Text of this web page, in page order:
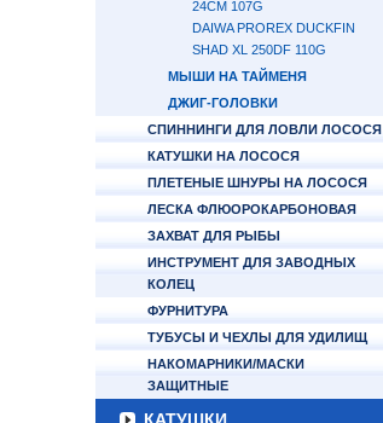
24СМ 107G
DAIWA PROREX DUCKFIN
SHAD XL 250DF 110G
МЫШИ НА ТАЙМЕНЯ
ДЖИГ-ГОЛОВКИ
СПИННИНГИ ДЛЯ ЛОВЛИ ЛОСОСЯ
КАТУШКИ НА ЛОСОСЯ
ПЛЕТЕНЫЕ ШНУРЫ НА ЛОСОСЯ
ЛЕСКА ФЛЮОРОКАРБОНОВАЯ
ЗАХВАТ ДЛЯ РЫБЫ
ИНСТРУМЕНТ ДЛЯ ЗАВОДНЫХ
КОЛЕЦ
ФУРНИТУРА
ТУБУСЫ И ЧЕХЛЫ ДЛЯ УДИЛИЩ
НАКОМАРНИКИ/МАСКИ
ЗАЩИТНЫЕ